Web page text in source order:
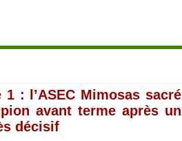
1 : l’ASEC Mimosas sacré
avant terme après un
décisif